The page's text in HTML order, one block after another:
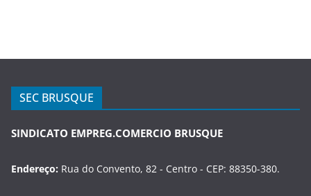
SEC BRUSQUE
SINDICATO EMPREG.COMERCIO BRUSQUE
Endereço: Rua do Convento, 82 - Centro - CEP: 88350-380.